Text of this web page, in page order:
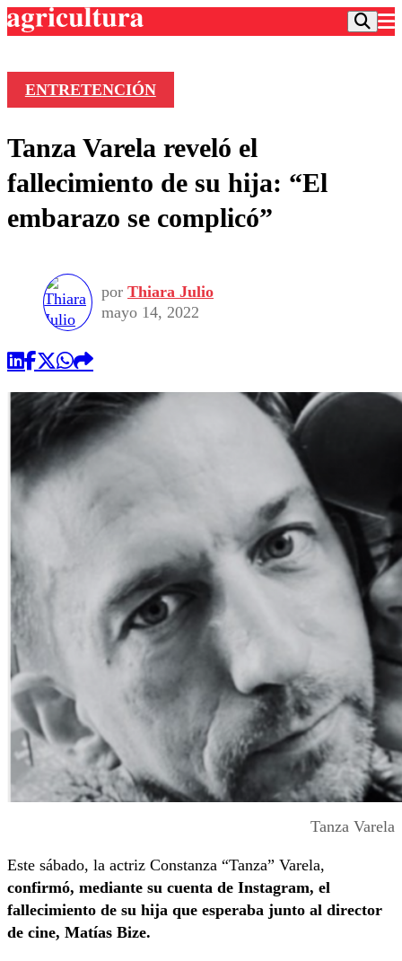
Frecuencias
Agricultura TV
Deportes
Colo Colo
Seleccion Chilena
Torneo Internacional
Entretención
Economía
Internacional
Publicaciones en medios
Opinión
ENTRETENCIÓN
Tanza Varela reveló el
fallecimiento de su hija: “El
embarazo se complicó”
por Thiara Julio
mayo 14, 2022
Tanza Varela
Este sábado, la actriz Constanza “Tanza” Varela,
confirmó, mediante su cuenta de Instagram, el
fallecimiento de su hija que esperaba junto al director
de cine, Matías Bize.